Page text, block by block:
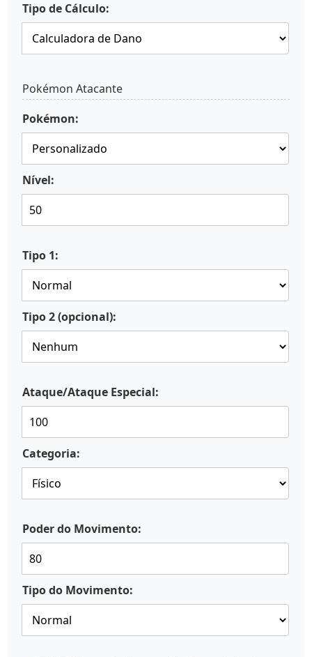
Tipo de Cálculo:
Pokémon Atacante
Pokémon:
Nível:
Tipo 1:
Tipo 2 (opcional):
Ataque/Ataque Especial:
Categoria:
Poder do Movimento:
Tipo do Movimento: